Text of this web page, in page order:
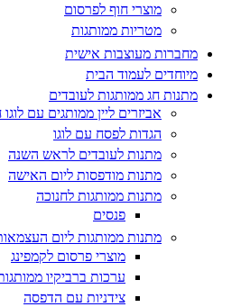
מוצרי חוף לפרסום
מטריות ממותגות
מחברות מעוצבות אישית
מיוחדים לעמוד הבית
מתנות חג ממותגות לעובדים
אביזרים ליין ממותגים עם
הגדות לפסח עם לוגו
מתנות לעובדים לראש השנה
מתנות מודפסות ליום האישה
מתנות ממותגות לחנוכה
פנסים
מתנות ממותגות ליום
מוצרי פרסום לקמפינג
ערכות ברביקיו
צידניות עם הדפסה